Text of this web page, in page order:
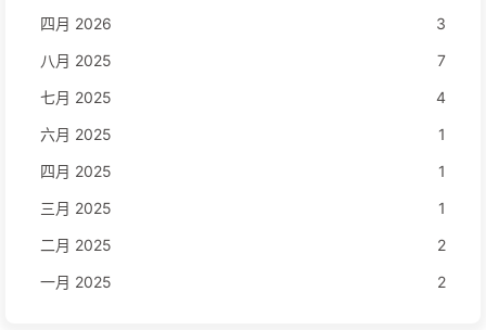
四月 2026
3
八月 2025
7
七月 2025
4
六月 2025
1
四月 2025
1
三月 2025
1
二月 2025
2
一月 2025
2